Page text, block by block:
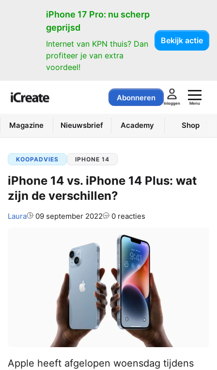
iPhone 17 Pro: nu scherp
geprijsd
Internet van KPN thuis? Dan
profiteer je van extra
voordeel!
Bekijk actie
Abonneren
Inloggen Menu
Magazine Nieuwsbrief Academy Shop
KOOPADVIES IPHONE 14
iPhone 14 vs. iPhone 14 Plus: wat
zijn de verschillen?
Auteur:
Laura 09 september 2022 0 reacties
Apple heeft afgelopen woensdag tijdens